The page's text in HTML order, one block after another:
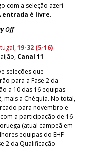
com a seleção azeri
entrada é livre.
Off
19-32 (5-16)
Canal 11
seleções que
para a Fase 2 da
a 10 das 16 equipas
mais a Chéquia. No total,
para novembro e
a participação de 16
(atual campeã em
equipas do EHF
2 da Qualificação